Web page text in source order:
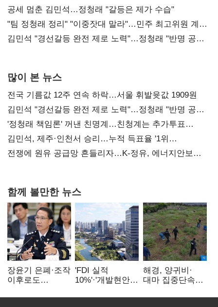
공세 멈춘 김민석…정청래 "갈등은 제가 수습"
"팀 정청래 정리" "이중잣대 말라"…민주 최고위원 계파
다툼 격화
김민석 "경선갈등 완전 제로 노력"…정청래 "반명 공세
많이 본 뉴스
전국 기름값 12주 연속 하락…서울 휘발윳값 1909원
김민석 "경선갈등 완전 제로 노력"…정청래 "반명 공세
사과부터"
'정청래 책임론' 꺼낸 친명계…친청계는 추가투표
때리기
김민석, 제주·인천서 승리…누적 득표율 '1위
탈환'(종합)
전쟁에 원유 공급망 흔들리자…K-정유, 에너지안보
함께 볼만한 뉴스
장윤기 은폐·조작
이후로도
내부비위…경찰
'FDI 실적
10%'·'개발현안
인천경제청장
해경, 양귀비·
대마 집중단속…
249명 검거